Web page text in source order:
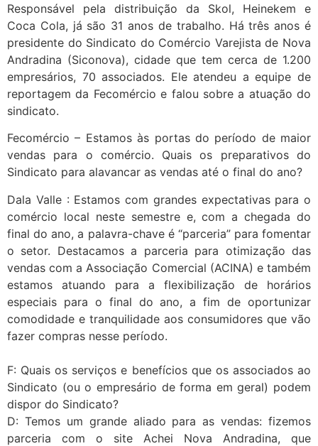
Responsável pela distribuição da Skol, Heinekem e
Coca Cola, já são 31 anos de trabalho. Há três anos é
presidente do Sindicato do Comércio Varejista de Nova
Andradina (Siconova), cidade que tem cerca de 1.200
empresários, 70 associados. Ele atendeu a equipe de
reportagem da Fecomércio e falou sobre a atuação do
sindicato.
Fecomércio – Estamos às portas do período de maior
vendas para o comércio. Quais os preparativos do
Sindicato para alavancar as vendas até o final do ano?
Dala Valle : Estamos com grandes expectativas para o
comércio local neste semestre e, com a chegada do
final do ano, a palavra-chave é “parceria” para fomentar
o setor. Destacamos a parceria para otimização das
vendas com a Associação Comercial (ACINA) e também
estamos atuando para a flexibilização de horários
especiais para o final do ano, a fim de oportunizar
comodidade e tranquilidade aos consumidores que vão
fazer compras nesse período.
F: Quais os serviços e benefícios que os associados ao
Sindicato (ou o empresário de forma em geral) podem
dispor do Sindicato?
D: Temos um grande aliado para as vendas: fizemos
parceria com o site Achei Nova Andradina, que